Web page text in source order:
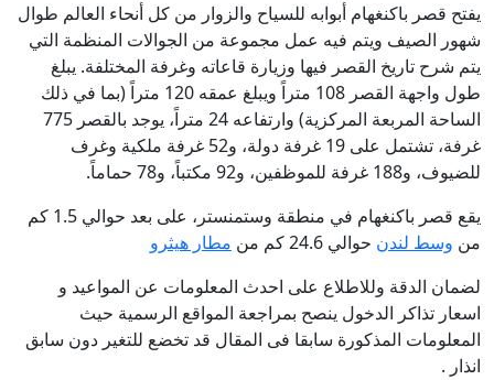
يفتح قصر باكنغهام أبوابه للسياح والزوار من كل أنحاء العالم طوال
شهور الصيف ويتم فيه عمل مجموعة من الجوالات المنظمة التي
يتم شرح تاريخ القصر فيها وزيارة قاعاته وغرفة المختلفة. يبلغ
طول واجهة القصر 108 متراً ويبلغ عمقه 120 متراً (بما في ذلك
الساحة المربعة المركزية) وارتفاعه 24 متراً، يوجد بالقصر 775
غرفة، تشتمل على 19 غرفة دولة، و52 غرفة ملكية وغرف
للضيوف، و188 غرفة للموظفين، و92 مكتباً، و78 حماماً.
يقع قصر باكنغهام في منطقة وستمنستر، على بعد حوالي 1.5 كم
من وسط لندن حوالي 24.6 كم من
مطار هيثرو
لضمان الدقة وللاطلاع على احدث المعلومات عن المواعيد و
اسعار تذاكر الدخول ينصح بمراجعة المواقع الرسمية حيث
المعلومات المذكورة سابقا فى المقال قد تخضع للتغير دون سابق
انذار .